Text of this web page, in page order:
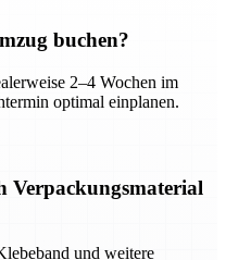
buchen?
2–4 Wochen im
optimal einplanen.
Verpackungsmaterial
und weitere